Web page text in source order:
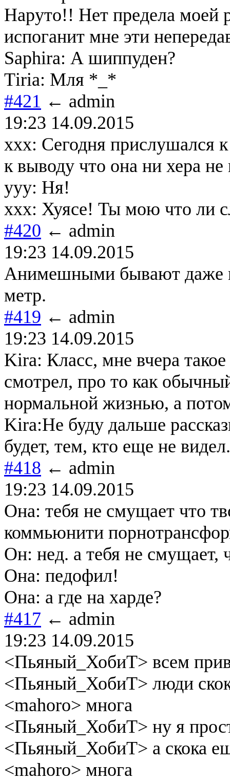
Наруто!! Нет предела моей
испоганит мне эти
Saphira: А шиппуден?
Тiria: Мля *_*
#421 ← admin
19:23 14.09.2015
xxx: Сегодня прислушался
к выводу что она ни хера
yyy: Ня!
xxx: Хуясе! Ты мою что ли
#420 ← admin
19:23 14.09.2015
Анимешными бывают даже
метр.
#419 ← admin
19:23 14.09.2015
Kira: Класс, мне вчера
смотрел, про то как
нормальной жизнью, а
Kira:Не буду дальше
будет, тем, кто еще не видел.
#418 ← admin
19:23 14.09.2015
Она: тебя не смущает что
коммьюнити
Он: нед. а тебя не смущает,
Она: педофил!
Она: а где на харде?
#417 ← admin
19:23 14.09.2015
<Пьяный_ХобиТ> всем
<Пьяный_ХобиТ> люди
<mahoro> многа
<Пьяный_ХобиТ> ну я
<Пьяный_ХобиТ> а скока
<mahoro> многа